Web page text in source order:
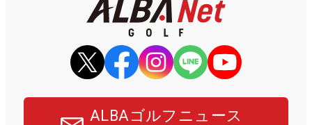
ALBAゴルフニュース